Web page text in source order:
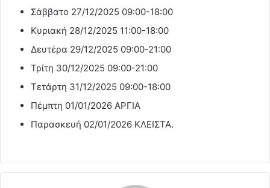
Σάββατο 27/12/2025 09:00-18:00
Κυριακή 28/12/2025 11:00-18:00
Δευτέρα 29/12/2025 09:00-21:00
Τρίτη 30/12/2025 09:00-21:00
Τετάρτη 31/12/2025 09:00-18:00
Πέμπτη 01/01/2026 ΑΡΓΙΑ
Παρασκευή 02/01/2026 ΚΛΕΙΣΤΑ.